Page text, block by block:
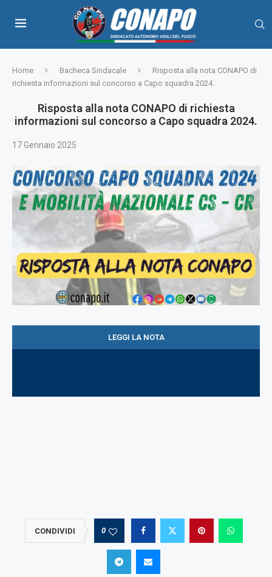
Home Bacheca Sindacale
Risposta alla nota CONAPO di
richiesta informazioni sul concorso a Capo squadra 2024.
Risposta alla nota CONAPO di richiesta
informazioni sul concorso a Capo squadra 2024.
17 Gennaio 2025
LEGGI LA NOTA
CONDIVIDI 0